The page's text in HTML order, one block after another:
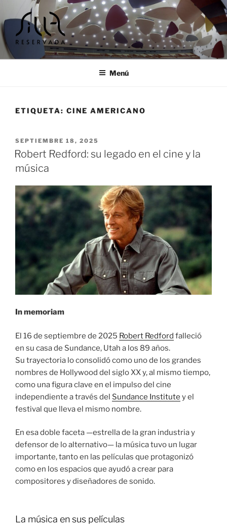
al
contenido
SILLA RESERVADA |
TALLERES Y ENCUENTROS
Cursos y encuentros musicales
Menú
ETIQUETA: CINE AMERICANO
PUBLICADO
EL
SEPTIEMBRE 18, 2025
Robert Redford: su legado en el cine y la
música
In memoriam
El 16 de septiembre de 2025 Robert Redford falleció
en su casa de Sundance, Utah a los 89 años.
Su trayectoria lo consolidó como uno de los grandes
nombres de Hollywood del siglo XX y, al mismo tiempo,
como una figura clave en el impulso del cine
independiente a través del Sundance Institute y el
festival que lleva el mismo nombre.
En esa doble faceta —estrella de la gran industria y
defensor de lo alternativo— la música tuvo un lugar
importante, tanto en las películas que protagonizó
como en los espacios que ayudó a crear para
compositores y diseñadores de sonido.
La música en sus películas